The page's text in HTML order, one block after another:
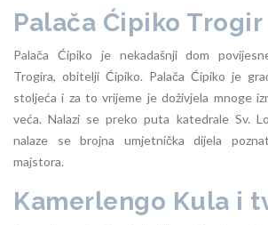
Palača Ćipiko Trogir
Palača Ćipiko je nekadašnji dom
Trogira, obitelji Ćipiko. Palača Ćipiko je
stoljeća i za to vrijeme je doživjela mnoge
veća. Nalazi se preko puta katedrale Sv.
nalaze se brojna umjetnička dijela
majstora.
Kamerlengo Kula i